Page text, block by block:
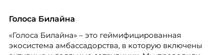
Голоса Билайна
«Голоса Билайна» – это геймифицированная
экосистема амбассадорства, в которую включены